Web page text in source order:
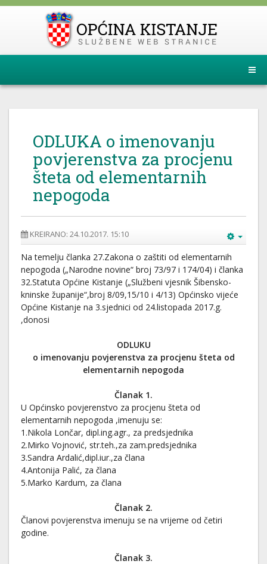
ODLUKA o imenovanju
povjerenstva za procjenu
šteta od elementarnih
nepogoda
KREIRANO: 24.10.2017. 15:10
Na temelju članka 27.Zakona o zaštiti od elementarnih
nepogoda („Narodne novine“ broj 73/97 i 174/04) i članka
32.Statuta Općine Kistanje („Službeni vjesnik Šibensko-
kninske županije“,broj 8/09,15/10 i 4/13) Općinsko vijeće
Općine Kistanje na 3.sjednici od 24.listopada 2017.g.
,donosi
ODLUKU
o imenovanju povjerenstva za procjenu šteta od
elementarnih nepogoda
Članak 1.
U Općinsko povjerenstvo za procjenu šteta od
elementarnih nepogoda ,imenuju se:
1.Nikola Lončar, dipl.ing.agr., za predsjednika
2.Mirko Vojnović, str.teh.,za zam.predsjednika
3.Sandra Ardalić,dipl.iur.,za člana
4.Antonija Palić, za člana
5.Marko Kardum, za člana
Članak 2.
Članovi povjerenstva imenuju se na vrijeme od četiri
godine.
Članak 3.